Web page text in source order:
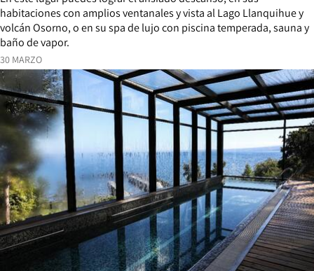
30 MARZO
habitaciones con amplios ventanales y vista al Lago Llanquihue y
volcán Osorno, o en su spa de lujo con piscina temperada, sauna y
baño de vapor.